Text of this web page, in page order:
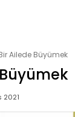
Ailede Büyümek
2021